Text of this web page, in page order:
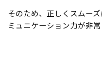
そのため、正しくスムー
ミュニケーション力が非常